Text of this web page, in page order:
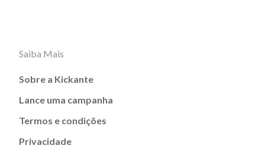
Saiba Mais
Sobre a Kickante
Lance uma campanha
Termos e condições
Privacidade